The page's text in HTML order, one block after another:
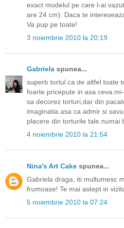
exact modelul pe care l-ai
are 24 cm). Daca te
Va pup pe toate!
3 noiembrie 2010 la 20:19
Gabriela spunea...
superb tortul ca de altfel toate
foarte pricepute in asa
sa decorez torturi,dar din
imaginatia.asa ca admir si
placere din torturile tale.numai
4 noiembrie 2010 la 21:54
Nina's Art Cake spunea...
Gabriela draga, iti multumesc
frumoase! Te mai astept in
5 noiembrie 2010 la 07:24